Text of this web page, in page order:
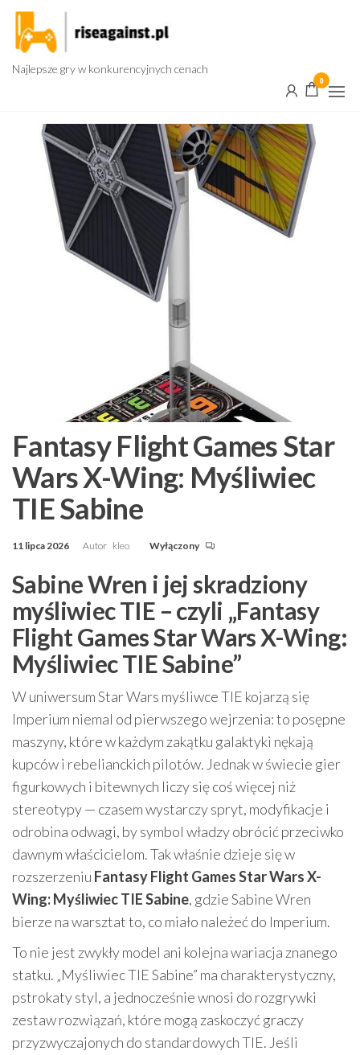
Przejdź
treści
Najlepsze gry w konkurencyjnych cenach
0
Fantasy Flight Games Star
Wars X-Wing: Myśliwiec
TIE Sabine
11 lipca 2026 Autor kleo Wyłączony
Sabine Wren i jej skradziony
myśliwiec TIE – czyli „Fantasy
Flight Games Star Wars X-Wing:
Myśliwiec TIE Sabine”
W uniwersum Star Wars myśliwce TIE kojarzą się
Imperium niemal od pierwszego wejrzenia: to posępne
maszyny, które w każdym zakątku galaktyki nękają
kupców i rebelianckich pilotów. Jednak w świecie gier
figurkowych i bitewnych liczy się coś więcej niż
stereotypy — czasem wystarczy spryt, modyfikacje i
odrobina odwagi, by symbol władzy obrócić przeciwko
dawnym właścicielom. Tak właśnie dzieje się w
rozszerzeniu Fantasy Flight Games Star Wars X-
Wing: Myśliwiec TIE Sabine, gdzie Sabine Wren
bierze na warsztat to, co miało należeć do Imperium.
To nie jest zwykły model ani kolejna wariacja znanego
statku. „Myśliwiec TIE Sabine” ma charakterystyczny,
pstrokaty styl, a jednocześnie wnosi do rozgrywki
zestaw rozwiązań, które mogą zaskoczyć graczy
przyzwyczajonych do standardowych TIE. Jeśli